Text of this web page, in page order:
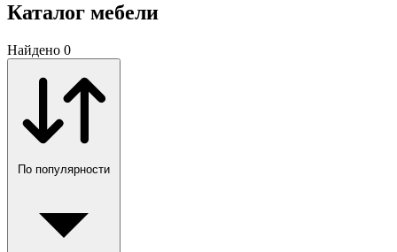
Каталог мебели
Найдено 0
По популярности